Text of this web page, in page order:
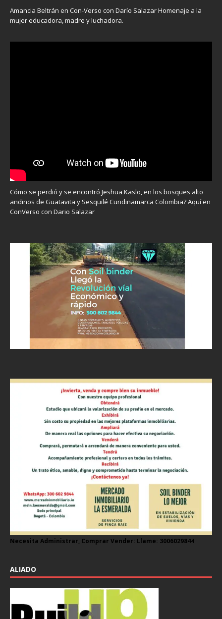
Amancia Beltrán en Con-Verso con Darío Salazar Homenaje a la
mujer educadora, madre y luchadora.
Cómo se perdió y se encontró Jeshua Kaslo, en los bosques alto
andinos de Guatavita y Sesquilé Cundinamarca Colombia? Aquí en
ConVerso con Dario Salazar
Necesita Administrar, Comprar Vender: Llame: 3006029844
ALIADO